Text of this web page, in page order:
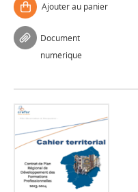
Ajouter au panier
Document
numérique